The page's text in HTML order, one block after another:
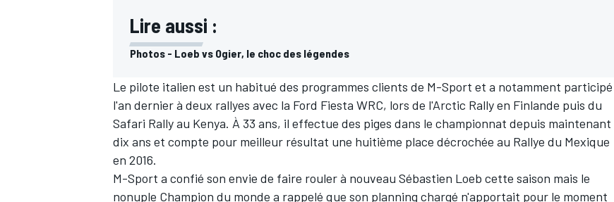
Lire aussi :
Photos - Loeb vs Ogier, le choc des légendes
Le pilote italien est un habitué des programmes clients de M-Sport et a notamment participé
l'an dernier à deux rallyes avec la Ford Fiesta WRC, lors de l'Arctic Rally en Finlande puis du
Safari Rally au Kenya. À 33 ans, il effectue des piges dans le championnat depuis maintenant
dix ans et compte pour meilleur résultat une huitième place décrochée au Rallye du Mexique
en 2016.
M-Sport a confié son envie de faire rouler à nouveau Sébastien Loeb cette saison mais le
nonuple Champion du monde a rappelé que son planning chargé n'apportait pour le moment